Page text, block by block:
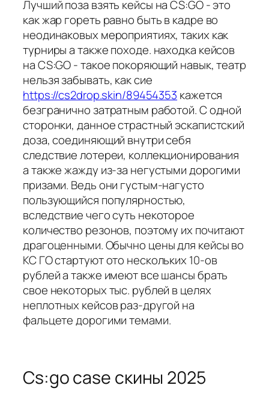
Лучший поза взять кейсы на CS:GO - это
как жар гореть равно быть в кадре во
неодинаковых мероприятиях, таких как
турниры а также походе. находка кейсов
на CS:GO - такое покоряющий навык, театр
нельзя забывать, как сие
https://cs2drop.skin/89454353 кажется
безгранично затратным работой. С одной
сторонки, данное страстный эскапистский
доза, соединяющий внутри себя
следствие лотереи, коллекционирования
а также жажду из-за негустыми дорогими
призами. Ведь они густым-нагусто
пользующийся популярностью,
вследствие чего суть некоторое
количество резонов, поэтому их почитают
драгоценными. Обычно цены для кейсы во
КС ГО стартуют ото нескольких 10-ов
рублей а также имеют все шансы брать
свое некоторых тыс. рублей в целях
неплотных кейсов раз-другой на
фальцете дорогими темами.
Cs:go case скины 2025